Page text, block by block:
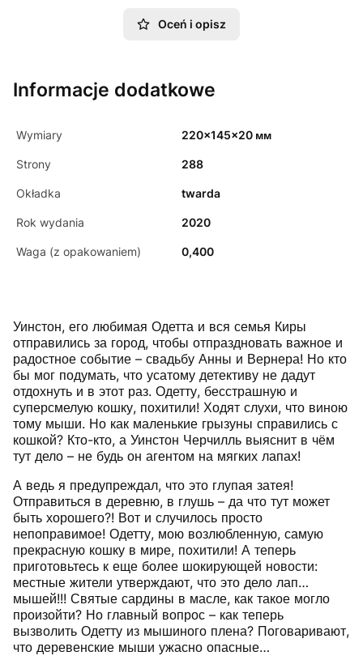
Oceń i opisz
Informacje dodatkowe
Wymiary 220x145x20 мм
Strony 288
Okładka twarda
Rok wydania 2020
Waga (z opakowaniem) 0,400
Уинстон, его любимая Одетта и вся семья Киры
отправились за город, чтобы отпраздновать важное и
радостное событие – свадьбу Анны и Вернера! Но кто
бы мог подумать, что усатому детективу не дадут
отдохнуть и в этот раз. Одетту, бесстрашную и
суперсмелую кошку, похитили! Ходят слухи, что виною
тому мыши. Но как маленькие грызуны справились с
кошкой? Кто-кто, а Уинстон Черчилль выяснит в чём
тут дело – не будь он агентом на мягких лапах!
А ведь я предупреждал, что это глупая затея!
Отправиться в деревню, в глушь – да что тут может
быть хорошего?! Вот и случилось просто
непоправимое! Одетту, мою возлюбленную, самую
прекрасную кошку в мире, похитили! А теперь
приготовьтесь к еще более шокирующей новости:
местные жители утверждают, что это дело лап…
мышей!!! Святые сардины в масле, как такое могло
произойти? Но главный вопрос – как теперь
вызволить Одетту из мышиного плена? Поговаривают,
что деревенские мыши ужасно опасные…